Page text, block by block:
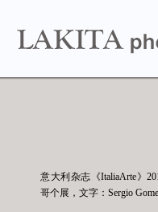
意大利杂志《ItaliaArte》
哥个展，文字：Sergio